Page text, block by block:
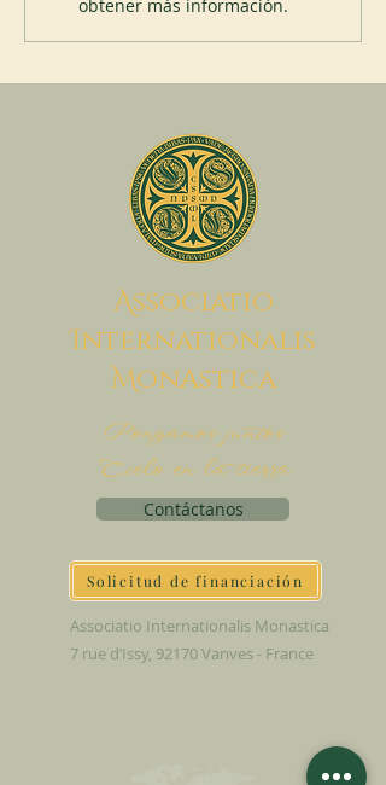
obtener más información.
Associatio
Internationalis
MonAstica
Pongamos juntos
Cielo en la tierra
Contáctanos
Solicitud de financiación
Associatio Internationalis Monastica
7 rue d’Issy, 92170 Vanves - France